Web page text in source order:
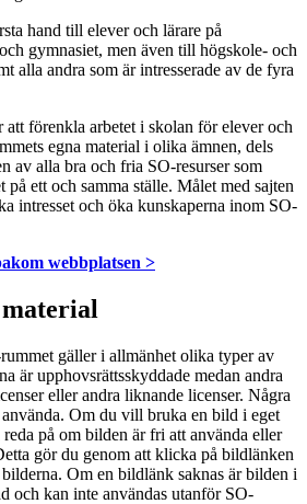
hand till elever och lärare på
gymnasiet, men även till högskole- och
alla andra som är intresserade av de fyra
att förenkla arbetet i skolan för elever och
egna material i olika ämnen, dels
av alla bra och fria SO-resurser som
ett och samma ställe. Målet med sajten
intresset och öka kunskaperna inom SO-
webbplatsen >
gäller i allmänhet olika typer av
är upphovsrättsskyddade medan andra
eller andra liknande licenser. Några
Om du vill bruka en bild i eget
på om bilden är fri att använda eller
gör du genom att klicka på bildlänken
Om en bildlänk saknas är bilden i
och kan inte användas utanför SO-